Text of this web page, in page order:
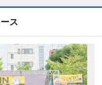
ス